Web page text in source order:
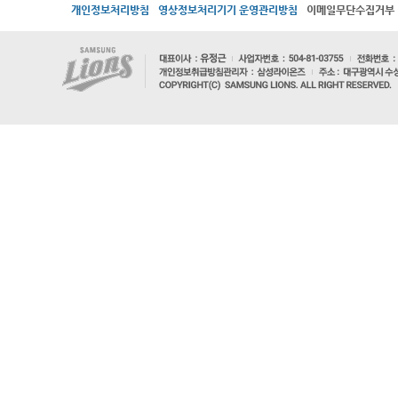
개인정보처리방침 영상정보처리기기 운영관리방침 이메일무단수집거부